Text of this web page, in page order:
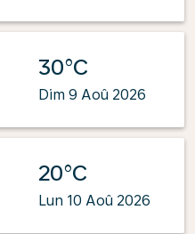
30°C
Dim 9 Aoû 2026
20°C
Lun 10 Aoû 2026